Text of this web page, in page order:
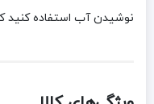
نوشیدن آب استفاده